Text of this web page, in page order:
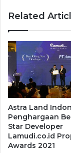
Related
Astra Land
Penghargaan
Star Developer
Lamudi.co.id
Awards 2021